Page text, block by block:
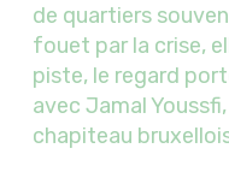
de quartiers
fouet par la crise,
piste, le regard
avec Jamal
chapiteau